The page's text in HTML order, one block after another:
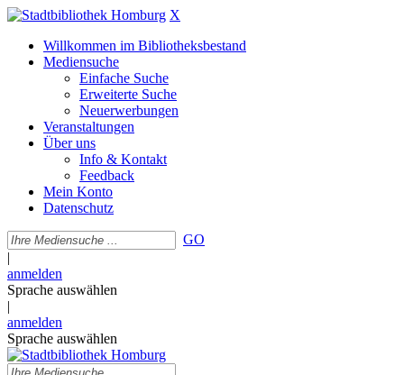
X
Willkommen im Bibliotheksbestand
Mediensuche
Einfache Suche
Erweiterte Suche
Neuerwerbungen
Veranstaltungen
Über uns
Info & Kontakt
Feedback
Mein Konto
Datenschutz
GO
|
anmelden
Sprache auswählen
|
anmelden
Sprache auswählen